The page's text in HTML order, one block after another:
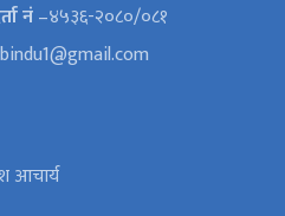
नं–४५३६-२०८०/०८१
आचार्य